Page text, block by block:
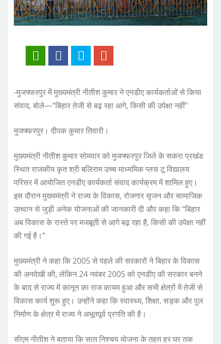
-मुजफ्फरपुर में मुख्यमंत्री नीतीश कुमार ने एनडीए कार्यकर्ताओं से किया
संवाद, बोले—“बिहार तेजी से बढ़ रहा आगे, किसी की उपेक्षा नहीं”
मुजफ्फरपुर। दीपक कुमार तिवारी।
मुख्यमंत्री नीतीश कुमार सोमवार को मुजफ्फरपुर जिले के सकरा प्रखंड
स्थित राजकीय कृत श्री बलिराम उच्च माध्यमिक प्लस टू विद्यालय
परिसर में आयोजित एनडीए कार्यकर्ता संवाद कार्यक्रम में शामिल हुए।
इस दौरान मुख्यमंत्री ने राज्य के विकास, रोजगार सृजन और सामाजिक
उत्थान से जुड़ी अनेक योजनाओं की जानकारी दी और कहा कि “बिहार
अब विकास के रास्ते पर मजबूती से आगे बढ़ रहा है, किसी की उपेक्षा नहीं
की गई है।”
मुख्यमंत्री ने कहा कि 2005 से पहले की सरकारों ने बिहार के विकास
की अनदेखी की, लेकिन 24 नवंबर 2005 को एनडीए की सरकार बनने
के बाद से राज्य में कानून का राज कायम हुआ और सभी क्षेत्रों में तेजी से
विकास कार्य शुरू हुए। उन्होंने कहा कि स्वास्थ्य, शिक्षा, सड़क और पुल
निर्माण के क्षेत्र में राज्य ने अभूतपूर्व प्रगति की है।
सीएम नीतीश ने बताया कि सात निश्चय योजना के तहत हर घर तक